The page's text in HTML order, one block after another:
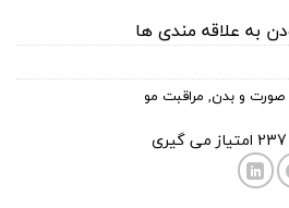
به علاقه مندی ها
صورت و بدن, مراقبت مو
237 امتیاز می گیری